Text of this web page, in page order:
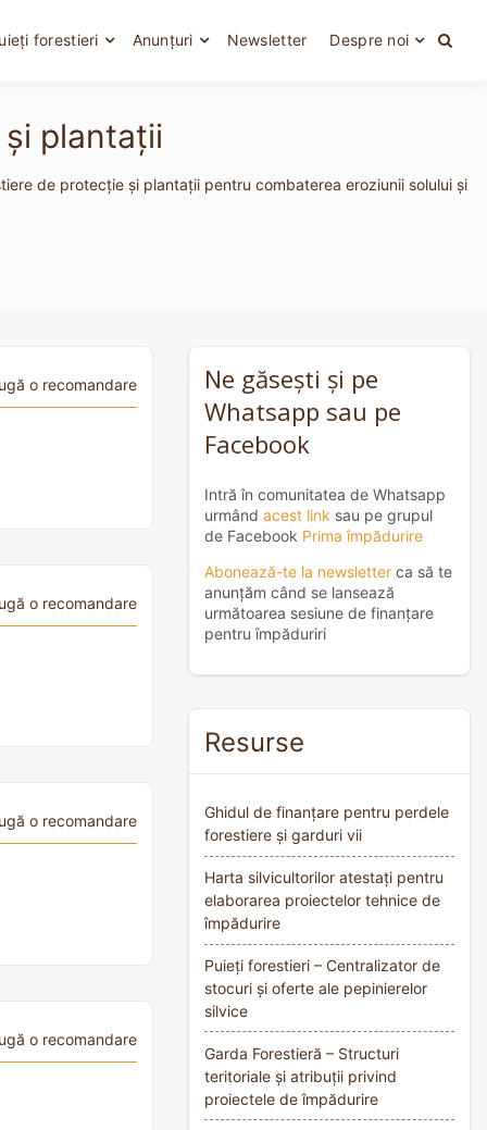
forestieri Anunțuri Newsletter Despre noi
plantaţii
de protecţie şi plantaţii pentru combaterea eroziunii solului şi
o recomandare
o recomandare
o recomandare
o recomandare
Ne găsești și pe
Whatsapp sau pe
Facebook
Intră în comunitatea de Whatsapp
urmând acest link sau pe grupul
de Facebook Prima împădurire
Abonează-te la newsletter ca să te
anunțăm când se lansează
următoarea sesiune de finanțare
pentru împăduriri
Resurse
Ghidul de finanțare pentru perdele
forestiere și garduri vii
Harta silvicultorilor atestați pentru
elaborarea proiectelor tehnice de
împădurire
Puieți forestieri – Centralizator de
stocuri și oferte ale pepinierelor
silvice
Garda Forestieră – Structuri
teritoriale și atribuții privind
proiectele de împădurire